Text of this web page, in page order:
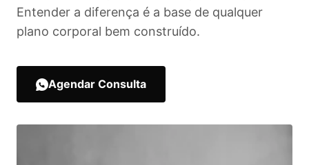
Entender a diferença é a base de qualquer
plano corporal bem construído.
Agendar Consulta